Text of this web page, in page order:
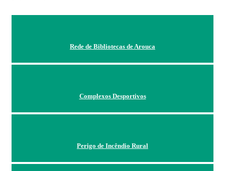
Rede de Bibliotecas de Arouca
Complexos Desportivos
Perigo de Incêndio Rural